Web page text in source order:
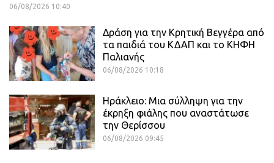
06/08/2026 10:40
Δράση για την Κρητική Βεγγέρα από
τα παιδιά του ΚΔΑΠ και το ΚΗΦΗ
Παλιανής
06/08/2026 10:18
Ηράκλειο: Μια σύλληψη για την
έκρηξη φιάλης που αναστάτωσε
την Θερίσσου
06/08/2026 09:45